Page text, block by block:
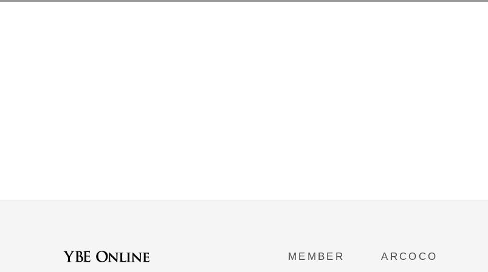
MEMBER ARCOCO